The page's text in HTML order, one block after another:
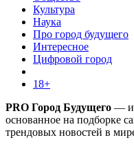
Культура
Наука
Про город будущего
Интересное
Цифровой город
18+
PRO Город Будущего —
основанное на подборке
трендовых новостей в